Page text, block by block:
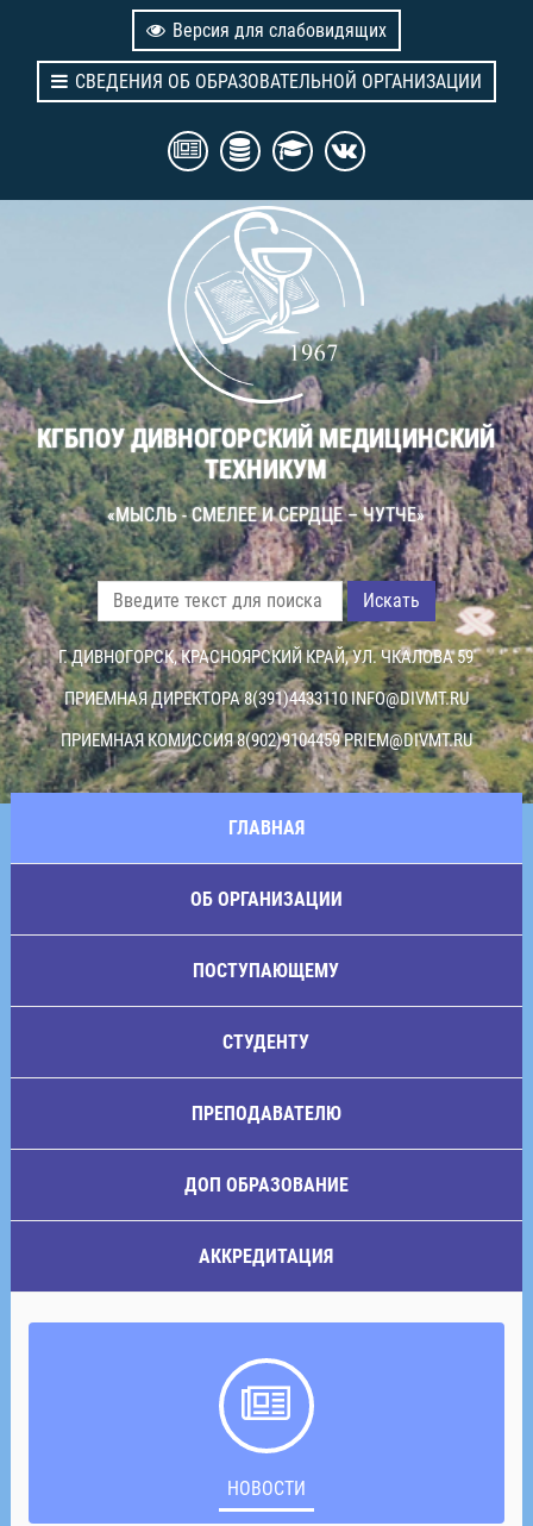
Версия для слабовидящих
СВЕДЕНИЯ ОБ ОБРАЗОВАТЕЛЬНОЙ ОРГАНИЗАЦИИ
КГБПОУ ДИВНОГОРСКИЙ МЕДИЦИНСКИЙ
ТЕХНИКУМ
«МЫСЛЬ - СМЕЛЕЕ И СЕРДЦЕ – ЧУТЧЕ»
Искать
Г. ДИВНОГОРСК, КРАСНОЯРСКИЙ КРАЙ, УЛ. ЧКАЛОВА 59
ПРИЕМНАЯ ДИРЕКТОРА 8(391)4433110INFO@DIVMT.RU
ПРИЕМНАЯ КОМИССИЯ 8(902)9104459PRIEM@DIVMT.RU
ГЛАВНАЯ
ОБ ОРГАНИЗАЦИИ
ПОСТУПАЮЩЕМУ
СТУДЕНТУ
ПРЕПОДАВАТЕЛЮ
ДОП ОБРАЗОВАНИЕ
АККРЕДИТАЦИЯ
НОВОСТИ